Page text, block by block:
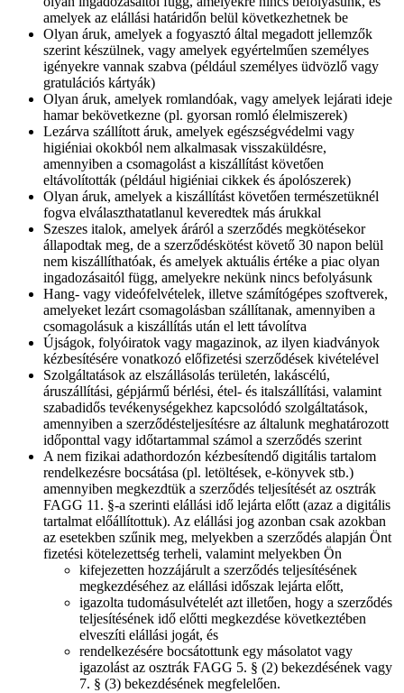
amelyek az elállási határidőn belül következhetnek be
Olyan áruk, amelyek a fogyasztó által megadott jellemzők
szerint készülnek, vagy amelyek egyértelműen személyes
igényekre vannak szabva (például személyes üdvözlő vagy
gratulációs kártyák)
Olyan áruk, amelyek romlandóak, vagy amelyek lejárati ideje
hamar bekövetkezne (pl. gyorsan romló élelmiszerek)
Lezárva szállított áruk, amelyek egészségvédelmi vagy
higiéniai okokból nem alkalmasak visszaküldésre,
amennyiben a csomagolást a kiszállítást követően
eltávolították (például higiéniai cikkek és ápolószerek)
Olyan áruk, amelyek a kiszállítást követően természetüknél
fogva elválaszthatatlanul keveredtek más árukkal
Szeszes italok, amelyek áráról a szerződés megkötésekor
állapodtak meg, de a szerződéskötést követő 30 napon belül
nem kiszállíthatóak, és amelyek aktuális értéke a piac olyan
ingadozásaitól függ, amelyekre nekünk nincs befolyásunk
Hang- vagy videófelvételek, illetve számítógépes szoftverek,
amelyeket lezárt csomagolásban szállítanak, amennyiben a
csomagolásuk a kiszállítás után el lett távolítva
Újságok, folyóiratok vagy magazinok, az ilyen kiadványok
kézbesítésére vonatkozó előfizetési szerződések kivételével
Szolgáltatások az elszállásolás területén, lakáscélú,
áruszállítási, gépjármű bérlési, étel- és italszállítási, valamint
szabadidős tevékenységekhez kapcsolódó szolgáltatások,
amennyiben a szerződésteljesítésre az általunk meghatározott
időponttal vagy időtartammal számol a szerződés szerint
A nem fizikai adathordozón kézbesítendő digitális tartalom
rendelkezésre bocsátása (pl. letöltések, e-könyvek stb.)
amennyiben megkezdtük a szerződés teljesítését az osztrák
FAGG 11. §-a szerinti elállási idő lejárta előtt (azaz a digitális
tartalmat előállítottuk). Az elállási jog azonban csak azokban
az esetekben szűnik meg, melyekben a szerződés alapján Önt
fizetési kötelezettség terheli, valamint melyekben Ön
kifejezetten hozzájárult a szerződés teljesítésének
megkezdéséhez az elállási időszak lejárta előtt,
igazolta tudomásulvételét azt illetően, hogy a szerződés
teljesítésének idő előtti megkezdése következtében
elveszíti elállási jogát, és
rendelkezésére bocsátottunk egy másolatot vagy
igazolást az osztrák FAGG 5. § (2) bekezdésének vagy
7. § (3) bekezdésének megfelelően.